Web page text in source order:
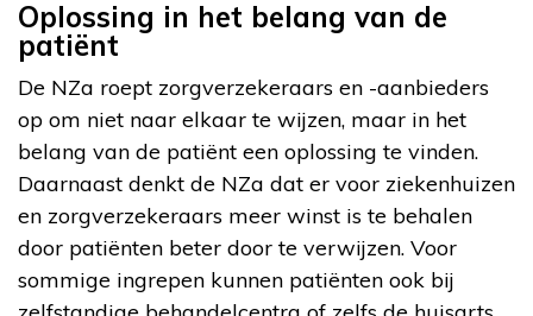
Oplossing in het belang van de
patiënt
De NZa roept zorgverzekeraars en -aanbieders
op om niet naar elkaar te wijzen, maar in het
belang van de patiënt een oplossing te vinden.
Daarnaast denkt de NZa dat er voor ziekenhuizen
en zorgverzekeraars meer winst is te behalen
door patiënten beter door te verwijzen. Voor
sommige ingrepen kunnen patiënten ook bij